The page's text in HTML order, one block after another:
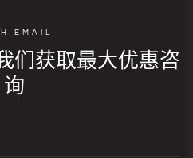
EMAIL
们获取最大优惠咨
询